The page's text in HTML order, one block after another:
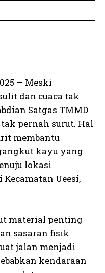
— Meski
dan cuaca tak
Satgas TMMD
tak pernah surut. Hal
membantu
kayu yang
lokasi
Ueesi,
material penting
sasaran fisik
jalan menjadi
kendaraan